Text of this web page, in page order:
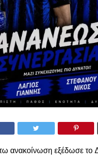
ανακοίνωση εξέδωσε το